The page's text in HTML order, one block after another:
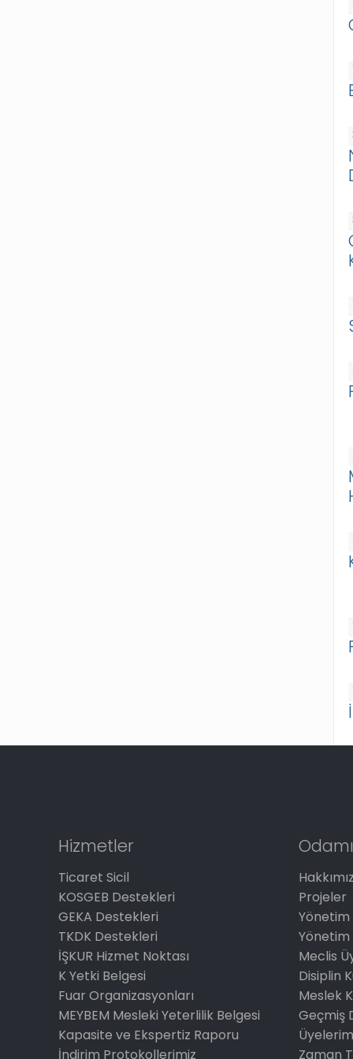
Hizmetler
Ticaret Sicil
KOSGEB Destekleri
GEKA Destekleri
TKDK Destekleri
İŞKUR Hizmet Noktası
K Yetki Belgesi
Fuar Organizasyonları
MEYBEM Mesleki Yeterlilik Belgesi
Kapasite ve Ekspertiz Raporu
İndirim Protokollerimiz
Projeler
Yönetim
Yönetim
Meclis
Disiplin
Meslek
Geçmiş
Zaman